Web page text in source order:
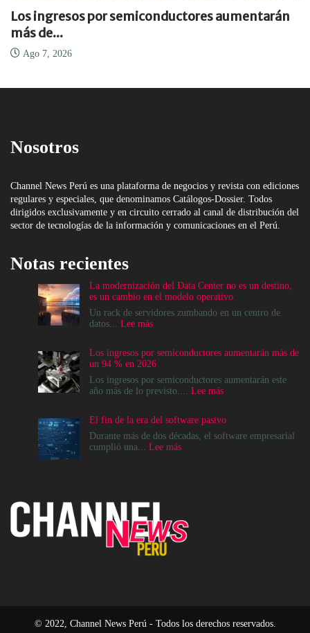
Los ingresos por semiconductores aumentarán
más de...
Ago 7, 2026
Nosotros
Channel News Perú es una plataforma de negocios y revista con ediciones
regulares y especiales, que denominamos Catálogos-Dossier. Todos
dirigidos exclusivamente y en circuito cerrado al canal de distribución del
sector de tecnologías de la información y comunicaciones en el Perú.
Notas recientes
La modernización del Data Center no es un destino,
es un cambio en el modelo operativo
Un rack de servidores zumbando en un centro de
datos... Lee más:
del
Data
Center
no
destino,
es
un
operativo
Los ingresos por semiconductores aumentarán más de
un 94 % en 2026
Los ingresos por semiconductores aumentarán este
año más de lo previsto.... Lee más:
por
semiconductores
El fin de la era del software pasivo
Durante más de dos décadas, el software empresarial
cumplió una... Lee más:
software
pasivo
© 2022, Channel News Perú - Todos los derechos reservados.